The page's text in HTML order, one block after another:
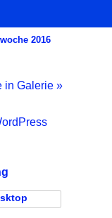
2016
in Galerie »